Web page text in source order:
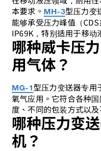
本要求。 MH-3型压力变
能够承受压力峰值（
IP69K，特别适用于移动
哪种威卡压
用气体？
MG-1型压力变送器专用
氧气应用。它符合各种
度、不同的包装方式以
哪种压力变
机？